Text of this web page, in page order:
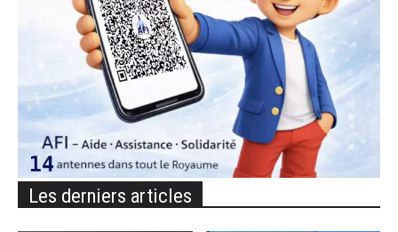
Les derniers articles